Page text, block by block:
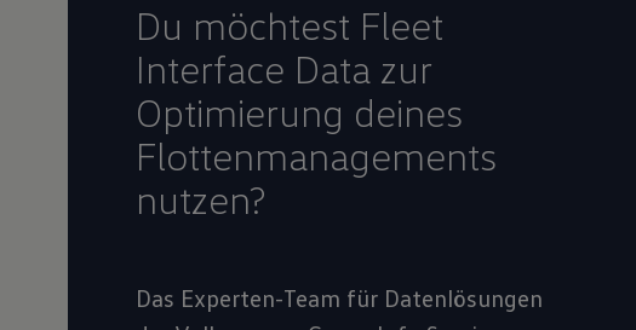
Du möchtest Fleet
Interface Data zur
Optimierung deines
Flottenmanagements
nutzen?
Das Experten-Team für Datenlösungen